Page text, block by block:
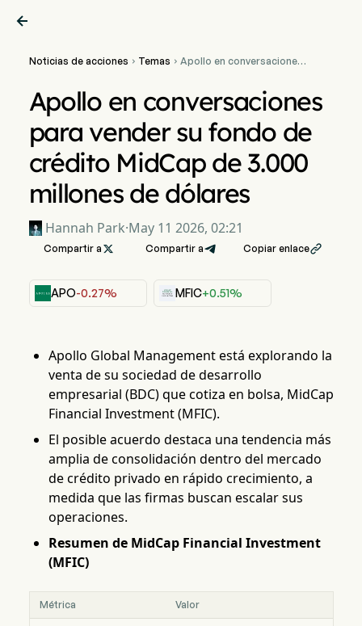

Noticias de acciones  Temas  Apollo en conversaciones
millones de dólares
Apollo en conversaciones
para vender su fondo de
crédito MidCap de 3.000
millones de dólares
Hannah Park·May 11 2026, 02:21
Compartir a  Compartir a Copiar enlace
APO-0.27% MFIC+0.51%
Apollo Global Management está explorando la
venta de su sociedad de desarrollo
empresarial (BDC) que cotiza en bolsa, MidCap
Financial Investment (MFIC).
El posible acuerdo destaca una tendencia más
amplia de consolidación dentro del mercado
de crédito privado en rápido crecimiento, a
medida que las firmas buscan escalar sus
operaciones.
Resumen de MidCap Financial Investment
(MFIC)
Métrica Valor